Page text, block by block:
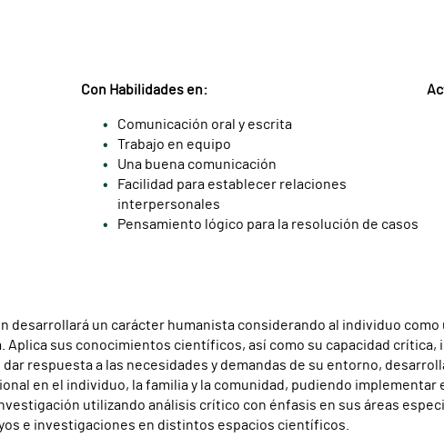
Con Habilidades en:
Comunicación oral y escrita
Trabajo en equipo
Una buena comunicación
Facilidad para establecer relaciones
interpersonales
Pensamiento lógico para la resolución de casos
desarrollará un carácter humanista considerando al individuo
Aplica sus conocimientos científicos, así como su capacidad
respuesta a las necesidades y demandas de su entorno,
en el individuo, la familia y la comunidad, pudiendo
utilizando análisis crítico con énfasis en sus áreas
e investigaciones en distintos espacios científicos.